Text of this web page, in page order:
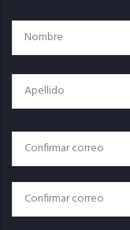
Nombre
Apellido
Correo
Electrónico
Correo Electrónico
Confirmar Correo